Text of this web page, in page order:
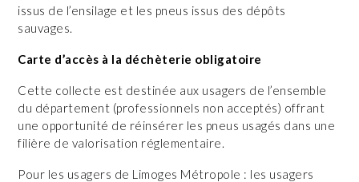
issus de l’ensilage et les pneus issus des dépôts
sauvages.
Carte d’accès à la déchèterie obligatoire
Cette collecte est destinée aux usagers de l’ensemble
du département (professionnels non acceptés) offrant
une opportunité de réinsérer les pneus usagés dans une
filière de valorisation réglementaire.
Pour les usagers de Limoges Métropole : les usagers